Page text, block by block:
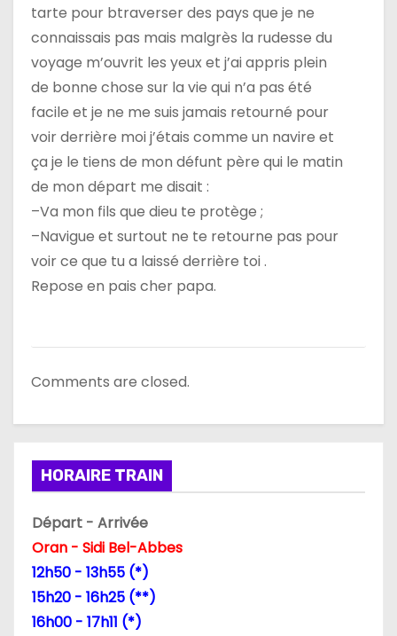
tarte pour btraverser des pays que je ne
connaissais pas mais malgrès la rudesse du
voyage m’ouvrit les yeux et j’ai appris plein
de bonne chose sur la vie qui n’a pas été
facile et je ne me suis jamais retourné pour
voir derrière moi j’étais comme un navire et
ça je le tiens de mon défunt père qui le matin
de mon départ me disait :
–Va mon fils que dieu te protège ;
–Navigue et surtout ne te retourne pas pour
voir ce que tu a laissé derrière toi .
Repose en pais cher papa.
Comments are closed.
HORAIRE TRAIN
Départ - Arrivée
Oran - Sidi Bel-Abbes
12h50 - 13h55 (*)
15h20 - 16h25 (**)
16h00 - 17h11 (*)